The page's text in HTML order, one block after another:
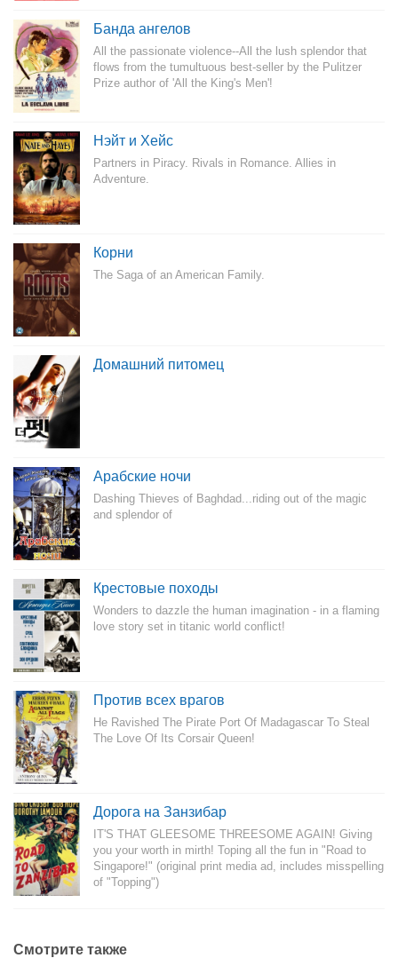
Банда ангелов
All the passionate violence--All the lush splendor that
flows from the tumultuous best-seller by the Pulitzer
Prize author of 'All the King's Men'!
Нэйт и Хейс
Partners in Piracy. Rivals in Romance. Allies in
Adventure.
Корни
The Saga of an American Family.
Домашний питомец
Арабские ночи
Dashing Thieves of Baghdad...riding out of the magic
and splendor of
Крестовые походы
Wonders to dazzle the human imagination - in a flaming
love story set in titanic world conflict!
Против всех врагов
He Ravished The Pirate Port Of Madagascar To Steal
The Love Of Its Corsair Queen!
Дорога на Занзибар
IT'S THAT GLEESOME THREESOME AGAIN! Giving
you your worth in mirth! Toping all the fun in "Road to
Singapore!" (original print media ad, includes misspelling
of "Topping")
Смотрите также